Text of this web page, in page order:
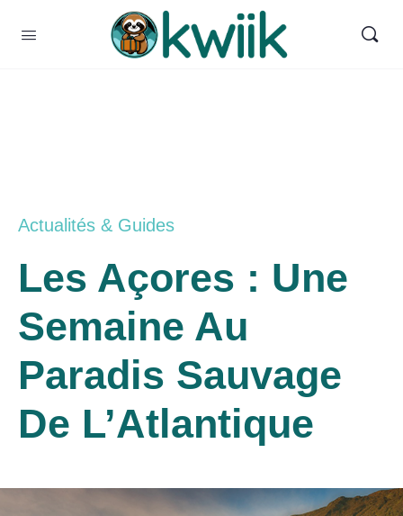
Actualités & Guides
Les Açores : Une
Semaine Au
Paradis Sauvage
De L’Atlantique